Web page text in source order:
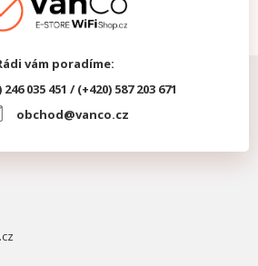
vám poradíme:
246 035 451 / (+420) 587 203 671
obchod@vanco.cz